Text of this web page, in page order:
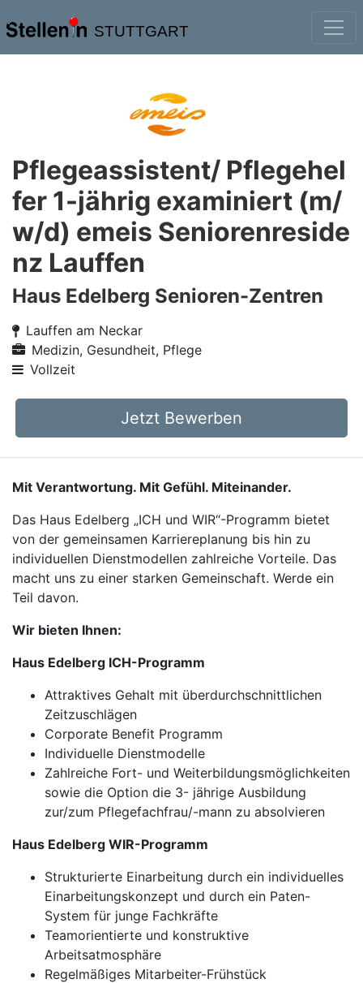
STUTTGART
Pflegeassistent/ Pflegehel
fer 1-jährig examiniert (m/
w/d) emeis Seniorenreside
nz Lauffen
Haus Edelberg Senioren-Zentren
Lauffen am Neckar
Medizin, Gesundheit, Pflege
Vollzeit
Jetzt Bewerben
Mit Verantwortung. Mit Gefühl. Miteinander.
Das Haus Edelberg „ICH und WIR“-Programm bietet
von der gemeinsamen Karriereplanung bis hin zu
individuellen Dienstmodellen zahlreiche Vorteile. Das
macht uns zu einer starken Gemeinschaft. Werde ein
Teil davon.
Wir bieten Ihnen:
Haus Edelberg ICH-Programm
Attraktives Gehalt mit überdurchschnittlichen
Zeitzuschlägen
Corporate Benefit Programm
Individuelle Dienstmodelle
Zahlreiche Fort- und Weiterbildungsmöglichkeiten
sowie die Option die 3- jährige Ausbildung
zur/zum Pflegefachfrau/-mann zu absolvieren
Haus Edelberg WIR-Programm
Strukturierte Einarbeitung durch ein individuelles
Einarbeitungskonzept und durch ein Paten-
System für junge Fachkräfte
Teamorientierte und konstruktive
Arbeitsatmosphäre
Regelmäßiges Mitarbeiter-Frühstück